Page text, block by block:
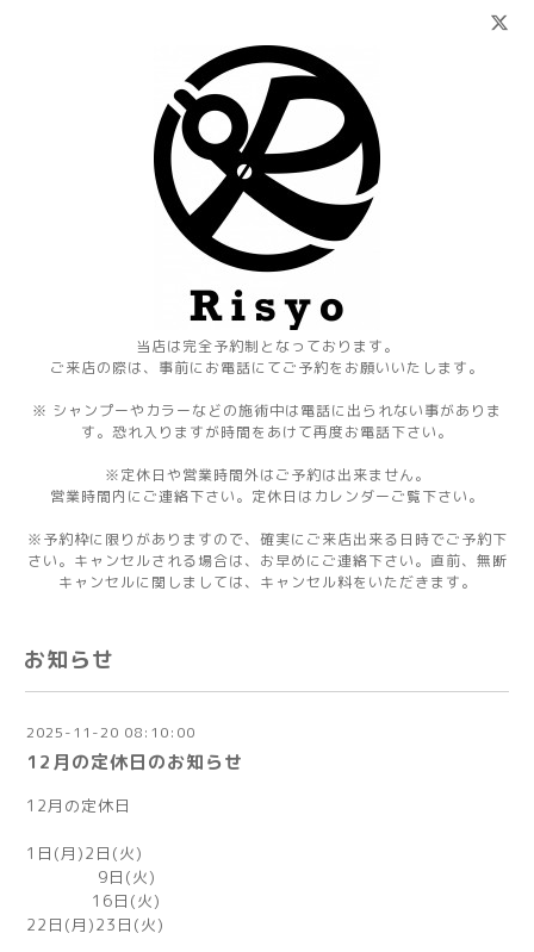
当店は完全予約制となっております。
ご来店の際は、事前にお電話にてご予約をお願いいたします。
※ シャンプーやカラーなどの施術中は電話に出られない事がありま
す。恐れ入りますが時間をあけて再度お電話下さい。
※定休日や営業時間外はご予約は出来ません。
営業時間内にご連絡下さい。定休日はカレンダーご覧下さい。
※予約枠に限りがありますので、確実にご来店出来る日時でご予約下
さい。キャンセルされる場合は、お早めにご連絡下さい。直前、無断
キャンセルに関しましては、キャンセル料をいただきます。
お知らせ
2025-11-20 08:10:00
12月の定休日のお知らせ
12月の定休日
1日(月)2日(火)
9日(火)
16日(火)
22日(月)23日(火)